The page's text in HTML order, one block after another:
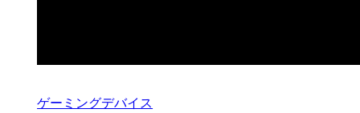
ゲーミングデバイス